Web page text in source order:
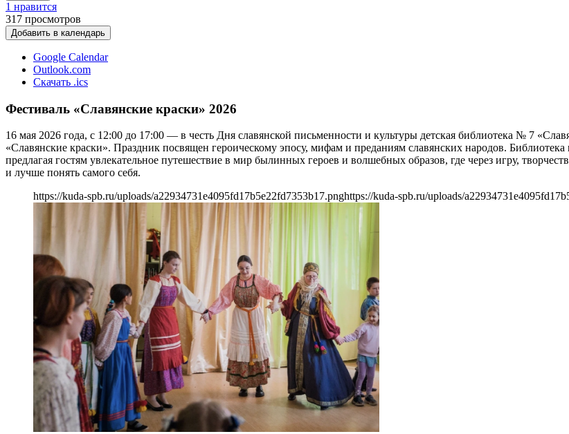
1 нравится
317 просмотров
Добавить в календарь
Google Calendar
Outlook.com
Скачать .ics
Фестиваль «Славянские краски» 2026
16 мая 2026 года, с 12:00 до 17:00 — в честь Дня славянской письменности и культуры детская библиотека № 7
«Славянские краски». Праздник посвящен героическому эпосу, мифам и преданиям славянских народов.
предлагая гостям увлекательное путешествие в мир былинных героев и волшебных образов, где через игру,
и лучше понять самого себя.
https://kuda-spb.ru/uploads/a22934731e4095fd17b5e22fd7353b17.pnghttps://kuda-spb.ru/uploads/